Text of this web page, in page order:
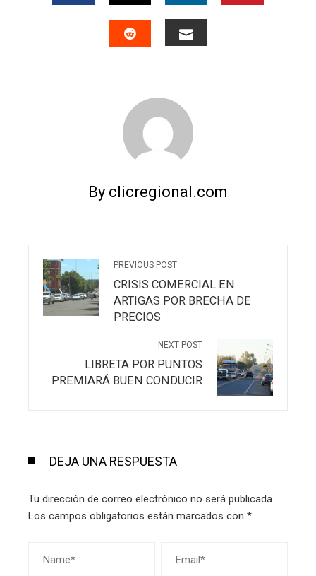
FACEBOOKTWITTERLINKEDIN
By clicregional.com
PREVIOUS POST
CRISIS COMERCIAL EN
ARTIGAS POR BRECHA DE
PRECIOS
NEXT POST
LIBRETA POR PUNTOS
PREMIARÁ BUEN CONDUCIR
DEJA UNA RESPUESTA
Tu dirección de correo electrónico no será publicada.
Los campos obligatorios están marcados con *